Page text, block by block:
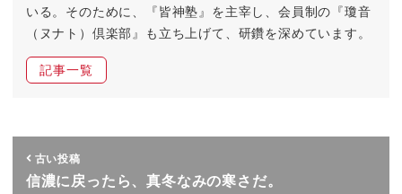
いる。そのために、『皆神塾』を主宰し、会員制の『瓊音
（ヌナト）倶楽部』も立ち上げて、研鑽を深めています。
記事一覧
古い投稿
信濃に戻ったら、真冬なみの寒さだ。